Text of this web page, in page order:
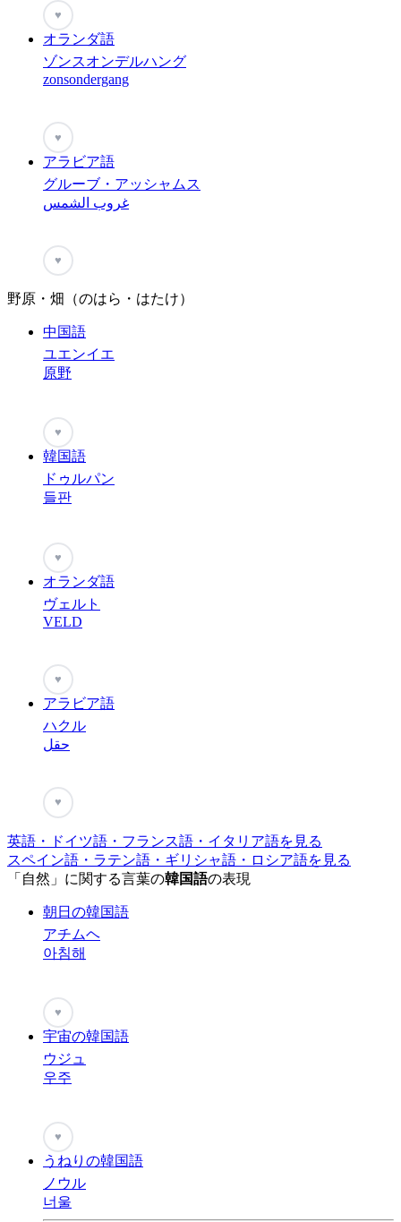
♥
オランダ語
ゾンスオンデルハング
zonsondergang
♥
アラビア語
グルーブ・アッシャムス
غروب الشمس
♥
野原・畑（のはら・はたけ）
中国語
ユエンイエ
原野
♥
韓国語
ドゥルパン
들판
♥
オランダ語
ヴェルト
VELD
♥
アラビア語
ハクル
حقل
♥
英語・ドイツ語・フランス語・イタリア語を見る
スペイン語・ラテン語・ギリシャ語・ロシア語を見る
「自然」に関する言葉の韓国語の表現
朝日の韓国語
アチムヘ
아침해
♥
宇宙の韓国語
ウジュ
우주
♥
うねりの韓国語
ノウル
너울